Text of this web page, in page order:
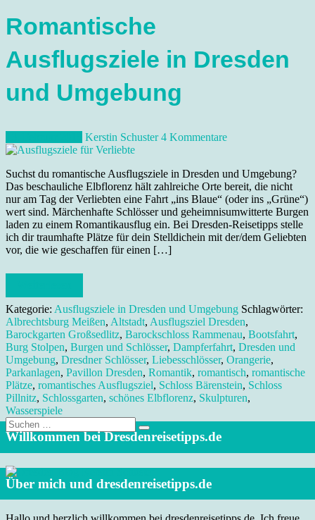
Romantische
Ausflugsziele in Dresden
und Umgebung
Kerstin Schuster 4 Kommentare
Suchst du romantische Ausflugsziele in Dresden und Umgebung?
Das beschauliche Elbflorenz hält zahlreiche Orte bereit, die nicht
nur am Tag der Verliebten eine Fahrt „ins Blaue“ (oder ins „Grüne“)
wert sind. Märchenhafte Schlösser und geheimnisumwitterte Burgen
laden zu einem Romantikausflug ein. Bei Dresden-Reisetipps stelle
ich dir traumhafte Plätze für dein Stelldichein mit der/dem Geliebten
vor, die wie geschaffen für einen […]
Kategorie: Ausflugsziele in Dresden und Umgebung Schlagwörter:
Albrechtsburg Meißen, Altstadt, Ausflugsziel Dresden,
Barockgarten Großsedlitz, Barockschloss Rammenau, Bootsfahrt,
Burg Stolpen, Burgen und Schlösser, Dampferfahrt, Dresden und
Umgebung, Dresdner Schlösser, Liebesschlösser, Orangerie,
Parkanlagen, Pavillon Dresden, Romantik, romantisch, romantische
Plätze, romantisches Ausflugsziel, Schloss Bärenstein, Schloss
Pillnitz, Schlossgarten, schönes Elbflorenz, Skulpturen,
Wasserspiele
Suche
nach:
Willkommen bei Dresdenreisetipps.de
Über mich und dresdenreisetipps.de